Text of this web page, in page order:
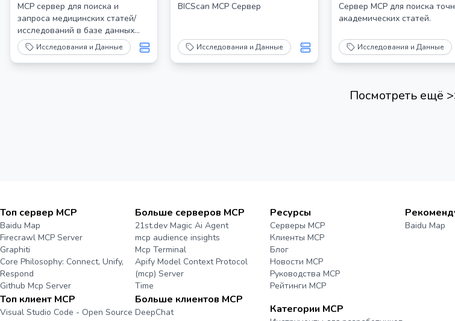
MCP сервер для поиска и
запроса медицинских статей/
исследований в базе данных
PubMedИсследования и Данные
BICScan MCP Сервер
Исследования и Данные
Сервер MCP для поиска
академических статей.
Исследования и Данные
Посмотреть ещё
Топ сервер MCP
Baidu Map
Firecrawl MCP Server
Graphiti
Core Philosophy: Connect, Unify,
Respond
Github Mcp Server
Топ клиент MCP
Visual Studio Code - Open Source
Больше серверов MCP
21st.dev Magic Ai Agent
mcp audience insights
Mcp Terminal
Apify Model Context Protocol
(mcp) Server
Time
Больше клиентов MCP
DeepChat
Ресурсы
Серверы MCP
Клиенты MCP
Блог
Новости MCP
Руководства MCP
Рейтинги MCP
Категории MCP
Baidu Map